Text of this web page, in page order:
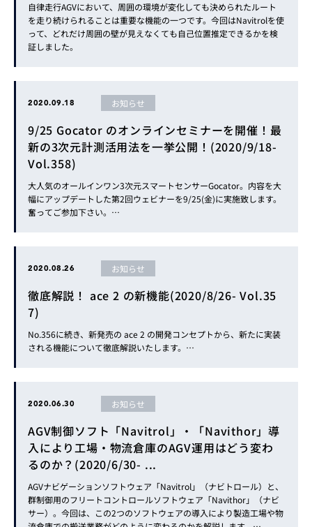
自律走行AGVにおいて、周囲の環境が変化しても決められたルート
を走り続けられることは重要な機能の一つです。今回はNavitrolを使
って、どれだけ周囲の壁が見えなくても自己位置推定できるかを検
証しました。
2020.09.18 お知らせ
9/25 Gocator のオンラインセミナーを開催！最
新の3次元計測活用法を一挙公開！(2020/9/18-
Vol.358)
大人気のオールインワン3次元スマートセンサーGocator。内容を大
幅にアップデートした第2回ウェビナーを9/25(金)に実施致します。
奮ってご参加下さい。…
2020.08.26 お知らせ
徹底解説！ ace 2 の新機能(2020/8/26- Vol.35
7)
No.356に続き、新発売の ace 2 の開発コンセプトから、新たに実装
される機能について徹底解説いたします。…
2020.06.30 お知らせ
AGV制御ソフト「Navitrol」・「Navithor」導
入により工場・物流倉庫のAGV運用はどう変わ
るのか？(2020/6/30- ...
AGVナビゲーションソフトウェア「Navitrol」（ナビトロール）と、
群制御用のフリートコントロールソフトウェア「Navithor」（ナビ
サー）。今回は、この2つのソフトウェアの導入により製造工場や物